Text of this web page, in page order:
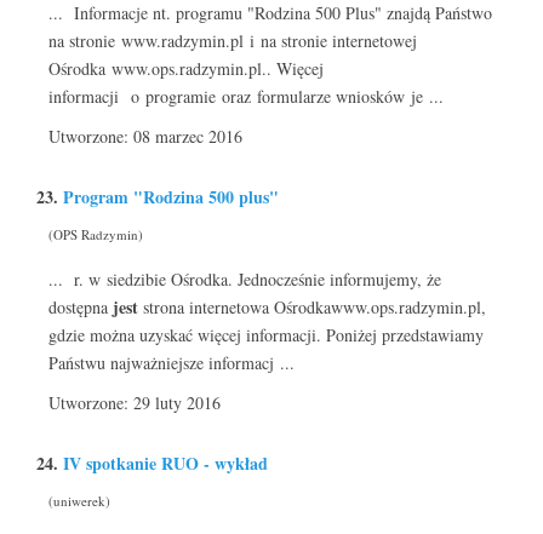
... Informacje nt. programu "Rodzina 500 Plus" znajdą Państwo
na stronie www.radzymin.pl i na stronie internetowej
Ośrodka www.ops.radzymin.pl.. Więcej
informacji o programie oraz formularze wniosków je ...
Utworzone: 08 marzec 2016
23. Program "Rodzina 500 plus"
(OPS Radzymin)
... r. w siedzibie Ośrodka. Jednocześnie informujemy, że
dostępna jest strona internetowa Ośrodkawww.ops.radzymin.pl,
gdzie można uzyskać więcej informacji. Poniżej przedstawiamy
Państwu najważniejsze informacj ...
Utworzone: 29 luty 2016
24. IV spotkanie RUO - wykład
(uniwerek)